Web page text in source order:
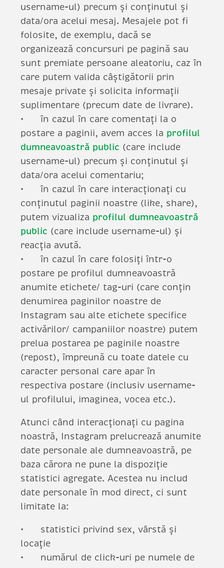
username-ul) precum și conținutul și
data/ora acelui mesaj. Mesajele pot fi
folosite, de exemplu, dacă se
organizează concursuri pe pagină sau
sunt premiate persoane aleatoriu, caz în
care putem valida câștigătorii prin
mesaje private și solicita informații
suplimentare (precum date de livrare).
în cazul în care comentați la o
postare a paginii, avem acces la profilul
dumneavoastră public (care include
username-ul) precum și conținutul și
data/ora acelui comentariu;
în cazul în care interacționați cu
conținutul paginii noastre (like, share),
putem vizualiza profilul dumneavoastră
public (care include username-ul) și
reacția avută.
în cazul în care folosiți într-o
postare pe profilul dumneavoastră
anumite etichete/ tag-uri (care conțin
denumirea paginilor noastre de
Instagram sau alte etichete specifice
activărilor/ campaniilor noastre) putem
prelua postarea pe paginile noastre
(repost), împreună cu toate datele cu
caracter personal care apar în
respectiva postare (inclusiv username-
ul profilului, imaginea, vocea etc.).
Atunci când interacționați cu pagina
noastră, Instagram prelucrează anumite
date personale ale dumneavoastră, pe
baza cărora ne pune la dispoziție
statistici agregate. Acestea nu includ
date personale în mod direct, ci sunt
limitate la:
statistici privind sex, vârstă și
locație
numărul de click-uri pe numele de